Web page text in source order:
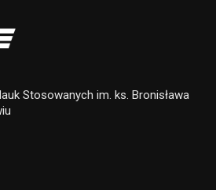
Stosowanych im. ks. Bronisława